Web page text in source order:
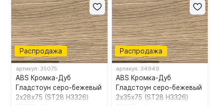
Распродажа
артикул: 35075
ABS Кромка-Дуб
Гладстоун серо-бежевый
2х28х75 (ST28 H3326)
Распродажа
артикул: 34949
ABS Кромка-Дуб
Гладстоун серо-бежевый
2х35х75 (ST28 H3326)